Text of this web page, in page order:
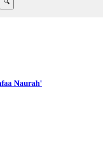
Naurah'